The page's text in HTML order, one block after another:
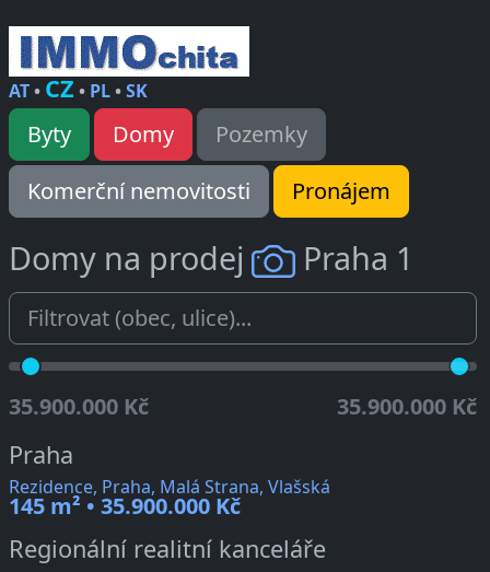
AT• CZ • PL•SK
Byty Domy
Pozemky
Komerční nemovitosti
Pronájem
Domy na prodej Praha 1
35.900.000 Kč 35.900.000 Kč
Praha
Rezidence, Praha, Malá Strana, Vlašská
145 m² • 35.900.000 Kč
Regionální realitní kanceláře